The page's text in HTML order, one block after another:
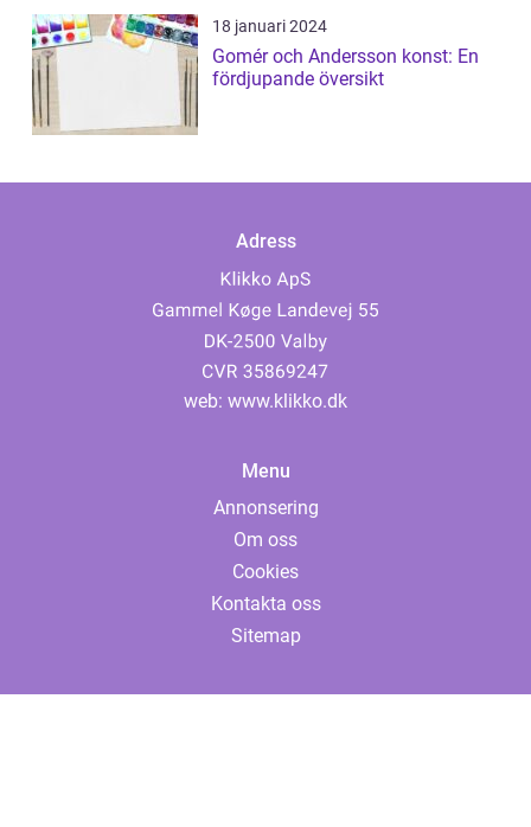
18 januari 2024
Gomér och Andersson konst: En
fördjupande översikt
Adress
web: www.klikko.dk
Menu
Annonsering
Om oss
Cookies
Kontakta oss
Sitemap